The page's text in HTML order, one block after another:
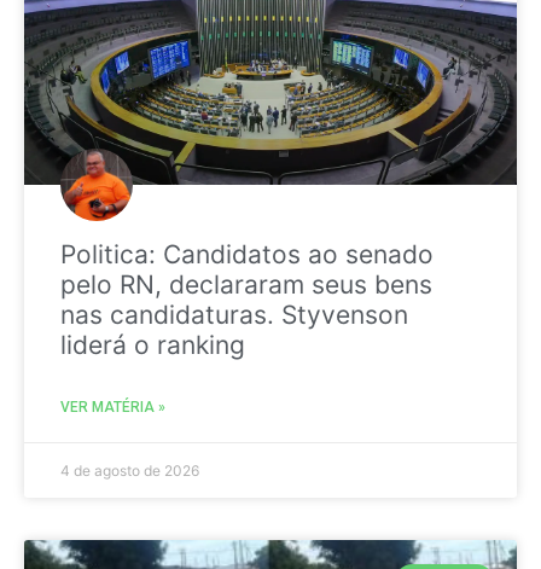
Politica: Candidatos ao senado
pelo RN, declararam seus bens
nas candidaturas. Styvenson
liderá o ranking
VER MATÉRIA »
4 de agosto de 2026